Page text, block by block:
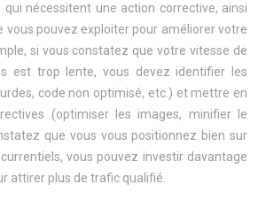
qui nécessitent une action corrective, ainsi
vous pouvez exploiter pour améliorer votre
si vous constatez que votre vitesse de
est trop lente, vous devez identifier les
code non optimisé, etc.) et mettre en
(optimiser les images, minifier le
que vous vous positionnez bien sur
vous pouvez investir davantage
attirer plus de trafic qualifié.